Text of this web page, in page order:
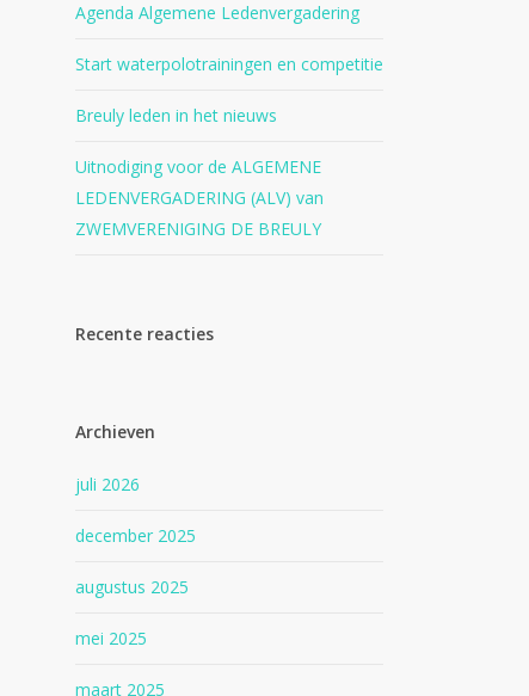
Agenda Algemene Ledenvergadering
Start waterpolotrainingen en competitie
Breuly leden in het nieuws
Uitnodiging voor de ALGEMENE
LEDENVERGADERING (ALV) van
ZWEMVERENIGING DE BREULY
Recente reacties
Archieven
juli 2026
december 2025
augustus 2025
mei 2025
maart 2025